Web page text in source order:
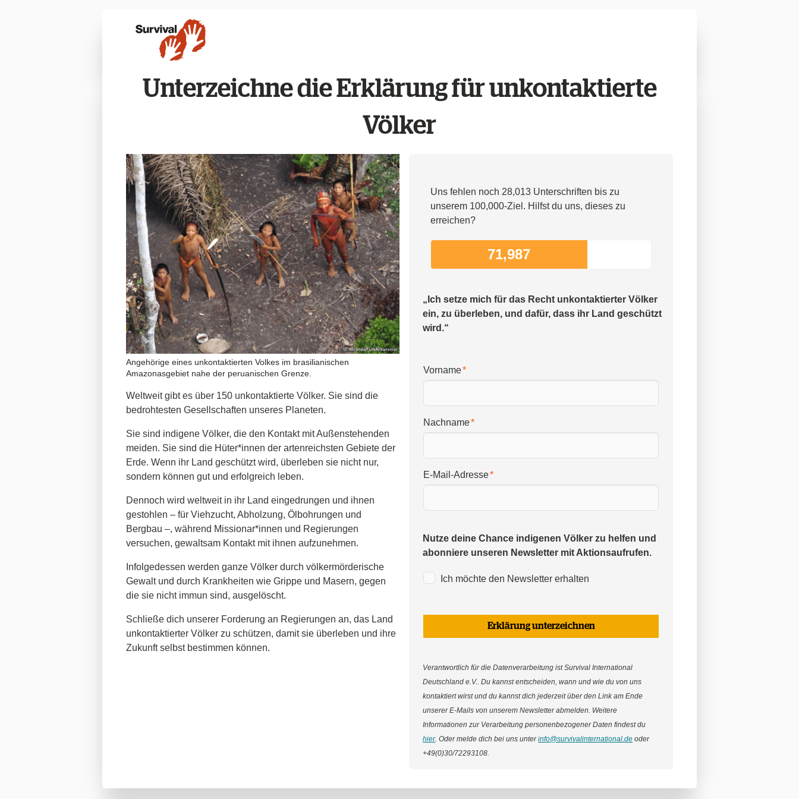
Unterzeichne die Erklärung für unkontaktierte
Völker
Angehörige eines unkontaktierten Volkes im brasilianischen
Amazonasgebiet nahe der peruanischen Grenze.
Weltweit gibt es über 150 unkontaktierte Völker. Sie sind die
bedrohtesten Gesellschaften unseres Planeten.
Sie sind indigene Völker, die den Kontakt mit Außenstehenden
meiden. Sie sind die Hüter*innen der artenreichsten Gebiete der
Erde. Wenn ihr Land geschützt wird, überleben sie nicht nur,
sondern können gut und erfolgreich leben.
Dennoch wird weltweit in ihr Land eingedrungen und ihnen
gestohlen – für Viehzucht, Abholzung, Ölbohrungen und
Bergbau –, während Missionar*innen und Regierungen
versuchen, gewaltsam Kontakt mit ihnen aufzunehmen.
Infolgedessen werden ganze Völker durch völkermörderische
Gewalt und durch Krankheiten wie Grippe und Masern, gegen
die sie nicht immun sind, ausgelöscht.
Schließe dich unserer Forderung an Regierungen an, das Land
unkontaktierter Völker zu schützen, damit sie überleben und ihre
Zukunft selbst bestimmen können.
Uns fehlen noch 28,013 Unterschriften bis zu
unserem 100,000-Ziel. Hilfst du uns, dieses zu
erreichen?
71,987
„Ich setze mich für das Recht unkontaktierter Völker
ein, zu überleben, und dafür, dass ihr Land geschützt
wird.“
Vorname
Nachname
E-Mail-Adresse
Nutze deine Chance indigenen Völker zu helfen und
abonniere unseren Newsletter mit Aktionsaufrufen.
Ich möchte den Newsletter erhalten
Erklärung unterzeichnen
Verantwortlich für die Datenverarbeitung ist Survival International
Deutschland e.V.. Du kannst entscheiden, wann und wie du von uns
kontaktiert wirst und du kannst dich jederzeit über den Link am Ende
unserer E-Mails von unserem Newsletter abmelden. Weitere
Informationen zur Verarbeitung personenbezogener Daten findest du
hier. Oder melde dich bei uns unterinfo@survivalinternational.de oder
+49(0)30/72293108.